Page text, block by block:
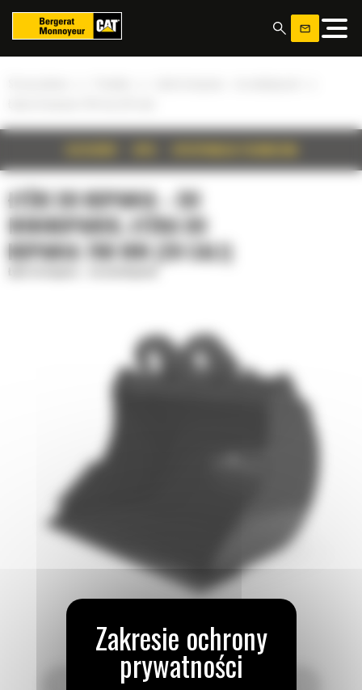
ŁYŻKI DO KOPANIA – DO
MINIKOPAREK, ŁYŻKA DO
KOPANIA 700 MM (28 CALI)
Panel zarządzania plikami cookies